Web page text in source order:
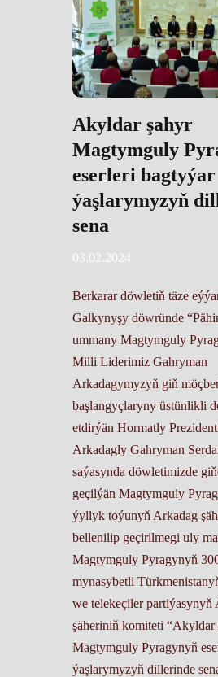
Akyldar şahyr
Magtymguly
eserleri bagtyýar
ýaşlarymyzyň
sena
03.02.2024
Berkarar döwletiň täze
Galkynyşy döwründe
ummany Magtymguly
Milli Liderimiz Gahryman
Arkadagymyzyň giň
başlangyçlaryny üstünlikli
etdirýän Hormatly
Arkadagly Gahryman
saýasynda döwletimizde
geçilýän Magtymguly
ýyllyk toýunyň Arkadag
bellenilip geçirilmegi uly
Magtymguly Pyragynyň
mynasybetli
we telekeçiler partiýasynyň
şäheriniň komiteti “Akyldar
Magtymguly Pyragynyň
ýaşlarymyzyň dillerinde